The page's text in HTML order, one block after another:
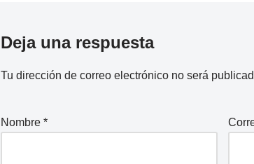
Deja una respuesta
Tu dirección de correo electrónico no será
Nombre *